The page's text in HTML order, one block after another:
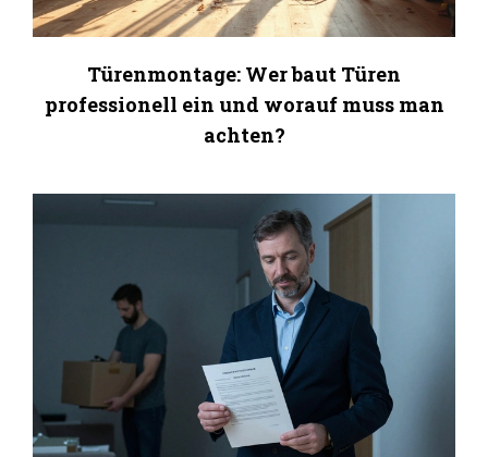
Türenmontage: Wer baut Türen
professionell ein und worauf muss man
achten?